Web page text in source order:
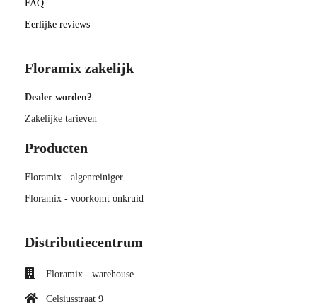
FAQ
Eerlijke reviews
Floramix zakelijk
Dealer worden?
Zakelijke tarieven
Producten
Floramix - algenreiniger
Floramix - voorkomt onkruid
Distributiecentrum
Floramix - warehouse
Celsiusstraat 9